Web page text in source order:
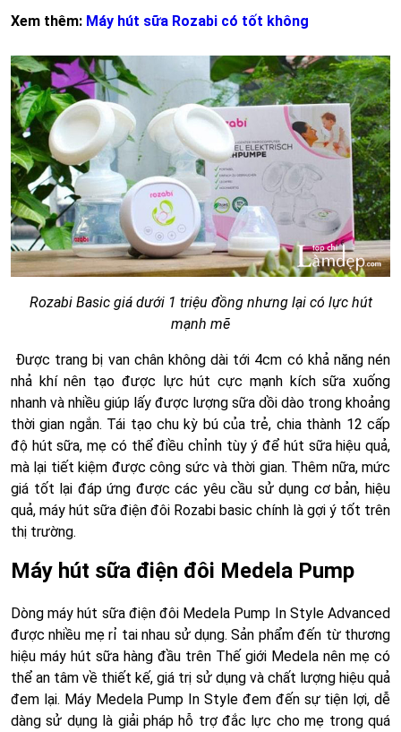
Xem thêm: Máy hút sữa Rozabi có tốt không
Rozabi Basic giá dưới 1 triệu đồng nhưng lại có lực hút
mạnh mẽ
Được trang bị van chân không dài tới 4cm có khả năng nén
nhả khí nên tạo được lực hút cực mạnh kích sữa xuống
nhanh và nhiều giúp lấy được lượng sữa dồi dào trong khoảng
thời gian ngắn. Tái tạo chu kỳ bú của trẻ, chia thành 12 cấp
độ hút sữa, mẹ có thể điều chỉnh tùy ý để hút sữa hiệu quả,
mà lại tiết kiệm được công sức và thời gian. Thêm nữa, mức
giá tốt lại đáp ứng được các yêu cầu sử dụng cơ bản, hiệu
quả, máy hút sữa điện đôi Rozabi basic chính là gợi ý tốt trên
thị trường.
Máy hút sữa điện đôi Medela Pump
Dòng máy hút sữa điện đôi Medela Pump In Style Advanced
được nhiều mẹ rỉ tai nhau sử dụng. Sản phẩm đến từ thương
hiệu máy hút sữa hàng đầu trên Thế giới Medela nên mẹ có
thể an tâm về thiết kế, giá trị sử dụng và chất lượng hiệu quả
đem lại. Máy Medela Pump In Style đem đến sự tiện lợi, dễ
dàng sử dụng là giải pháp hỗ trợ đắc lực cho mẹ trong quá